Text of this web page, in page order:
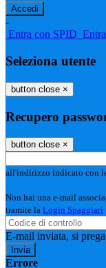
-
Entra con SPID
Seleziona utente
button close ×
Recupero
button close ×
all'indirizzo indicato con
Non hai una e-mail
tramite la Login Spaggiari
E-mail inviata, si
Errore